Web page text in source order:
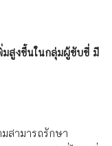
มสูงขึ้นในกลุ่มผู้ขับขี่ มี
สามารถรักษา